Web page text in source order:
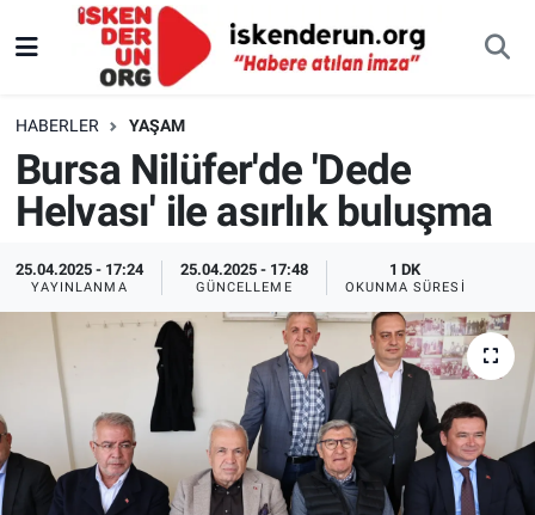
HABERLER YAŞAM
Bursa Nilüfer'de 'Dede
Helvası' ile asırlık buluşma
25.04.2025 - 17:24
YAYINLANMA
25.04.2025 - 17:48
GÜNCELLEME
1 DK
OKUNMA SÜRESI